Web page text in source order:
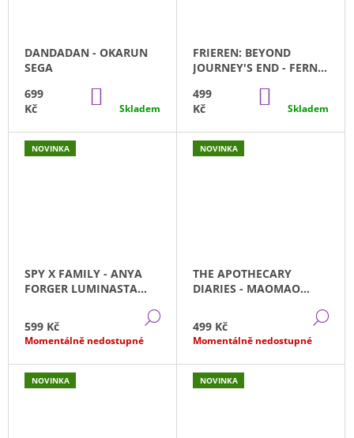
DANDADAN - OKARUN
SEGA
699
Kč
KOŠÍKU
Skladem
FRIEREN: BEYOND
JOURNEY'S END - FERN
SEGA (16CM)
499
Kč
KOŠÍKU
Skladem
NOVINKA
SPY X FAMILY - ANYA
FORGER LUMINASTA
599 Kč
DETAIL
Momentálně nedostupné
NOVINKA
THE APOTHECARY
DIARIES - MAOMAO
(14CM)
499 Kč
Momentálně nedostupné
NOVINKA NOVINKA